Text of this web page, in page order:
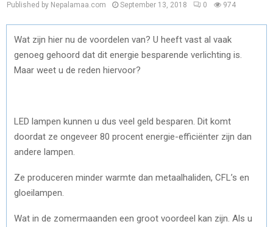
Published by Nepalamaa.com September 13, 2018 0 974
Wat zijn hier nu de voordelen van? U heeft vast al vaak
genoeg gehoord dat dit energie besparende verlichting is.
Maar weet u de reden hiervoor?
LED lampen kunnen u dus veel geld besparen. Dit komt
doordat ze ongeveer 80 procent energie-efficiënter zijn dan
andere lampen.
Ze produceren minder warmte dan metaalhaliden, CFL’s en
gloeilampen.
Wat in de zomermaanden een groot voordeel kan zijn. Als u